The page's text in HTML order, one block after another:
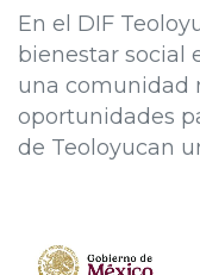
En el DIF
bienestar social
una comunidad
oportunidades
de Teoloyucan